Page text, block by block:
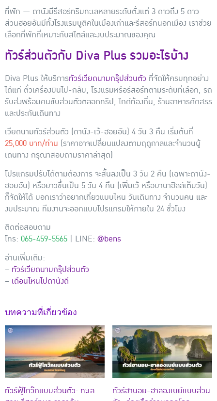
ที่พัก — ดานังมีรีสอร์ทริมทะเลหลายระดับตั้งแต่ 3 ดาวถึง 5 ดาว
ส่วนฮอยอันมีทั้งโรงแรมบูติคในเมืองเก่าและรีสอร์ทนอกเมือง เราช่วย
เลือกที่พักที่เหมาะกับสไตล์และงบประมาณของคุณ
ทัวร์ส่วนตัวกับ Diva Plus รวมอะไรบ้าง
Diva Plus ให้บริการทัวร์เวียดนามกรุ๊ปส่วนตัว ที่จัดให้ครบทุกอย่าง
ได้แก่ ตั๋วเครื่องบินไป-กลับ, โรงแรมหรือรีสอร์ทตามระดับที่เลือก, รถ
รับส่งพร้อมคนขับส่วนตัวตลอดทริป, ไกด์ท้องถิ่น, ร้านอาหารคัดสรร
และประกันเดินทาง
เวียดนามทัวร์ส่วนตัว (ดานัง-เว้-ฮอยอัน) 4 วัน 3 คืน เริ่มต้นที่
25,000 บาท/ท่าน (ราคาอาจเปลี่ยนแปลงตามฤดูกาลและจำนวนผู้
เดินทาง กรุณาสอบถามราคาล่าสุด)
โปรแกรมปรับได้ตามต้องการ จะสั้นลงเป็น 3 วัน 2 คืน (เฉพาะดานัง-
ฮอยอัน) หรือยาวขึ้นเป็น 5 วัน 4 คืน (เพิ่มเว้ หรือบานาฮิลล์เต็มวัน)
ก็จัดให้ได้ บอกเราว่าอยากเที่ยวแบบไหน วันเดินทาง จำนวนคน และ
งบประมาณ ทีมงานจะออกแบบโปรแกรมให้ภายใน 24 ชั่วโมง
ติดต่อสอบถาม
โทร: 065-459-5565 | LINE: @bens
อ่านเพิ่มเติม:
– ทัวร์เวียดนามกรุ๊ปส่วนตัว
– เดือนไหนไปดานังดี
บทความที่เกี่ยวข้อง
ทัวร์ฟู้โกว๊กแบบส่วนตัว: ทะเล
ทัวร์ฮานอย-ฮาลองเบย์แบบส่วน